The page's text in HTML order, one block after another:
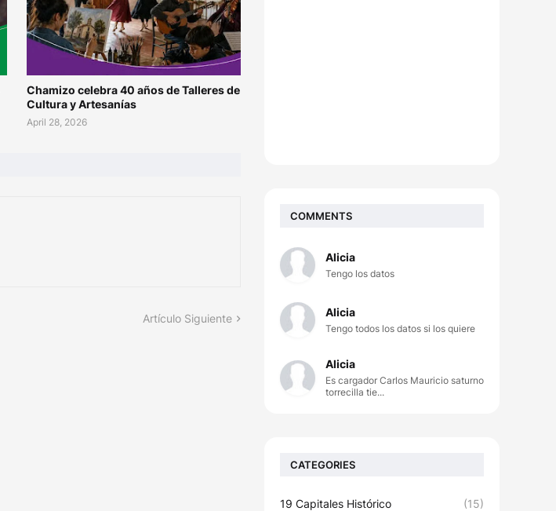
Chamizo celebra 40 años de Talleres de
Cultura y Artesanías
April 28, 2026
Artículo Siguiente
COMMENTS
Alicia
Tengo los datos
Alicia
Tengo todos los datos si los quiere
Alicia
Es cargador Carlos Mauricio saturno
torrecilla tie...
CATEGORIES
19 Capitales Histórico (15)